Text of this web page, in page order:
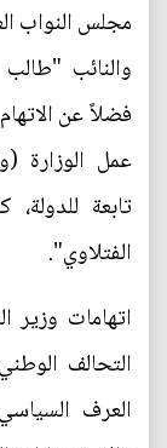
مجلس النواب
والنائب
فضلاً عن
عمل الوزارة
تابعة
الفتلاوي".
اتهامات
التحالف
العرف